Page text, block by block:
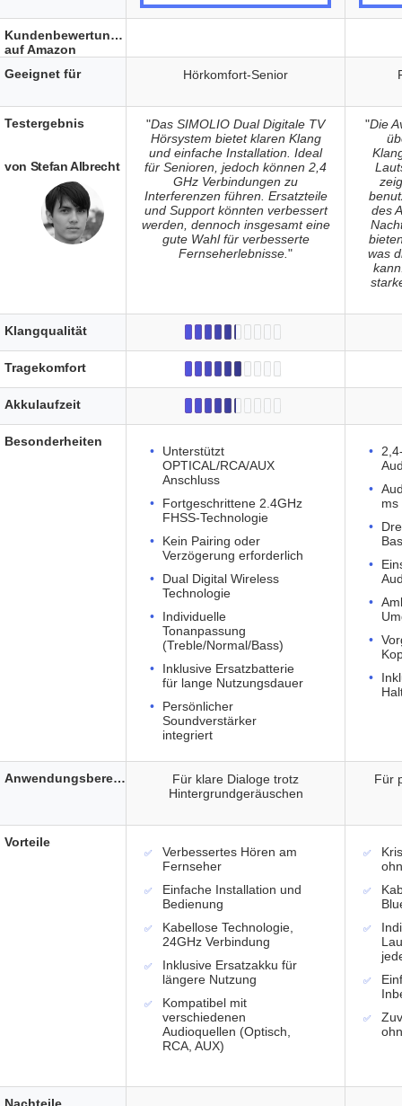
Hörkomfort-Senior
"Das SIMOLIO Dual Digitale TV
Hörsystem bietet klaren Klang
und einfache Installation. Ideal
für Senioren, jedoch können 2,4
GHz Verbindungen zu
Interferenzen führen. Ersatzteile
und Support könnten verbessert
werden, dennoch insgesamt eine
gute Wahl für verbesserte
Fernseherlebnisse."
"Die
des
was
Unterstützt
OPTICAL/RCA/AUX
Anschluss
Fortgeschrittene 2.4GHz
FHSS-Technologie
Kein Pairing oder
Verzögerung erforderlich
Dual Digital Wireless
Technologie
Individuelle
Tonanpassung
(Treble/Normal/Bass)
Inklusive Ersatzbatterie
für lange Nutzungsdauer
Persönlicher
Soundverstärker
integriert
ms
Für klare Dialoge trotz
Hintergrundgeräuschen
Für
Verbessertes Hören am
Fernseher
Einfache Installation und
Bedienung
Kabellose Technologie,
24GHz Verbindung
Inklusive Ersatzakku für
längere Nutzung
Kompatibel mit
verschiedenen
Audioquellen (Optisch,
RCA, AUX)
Kundenbewertungen
auf Amazon
Geeignet für
Testergebnis
von Stefan Albrecht
Klangqualität
Tragekomfort
Akkulaufzeit
Besonderheiten
Anwendungsbereich
Vorteile